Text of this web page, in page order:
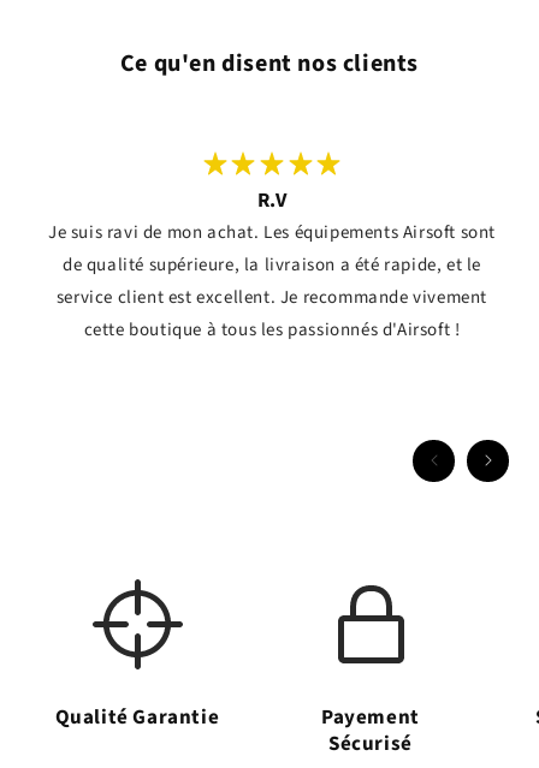
Ce qu'en disent nos clients
R.V
Je suis ravi de mon achat. Les équipements Airsoft sont
de qualité supérieure, la livraison a été rapide, et le
service client est excellent. Je recommande vivement
cette boutique à tous les passionnés d'Airsoft !
Qualité Garantie
Payement
Sécurisé